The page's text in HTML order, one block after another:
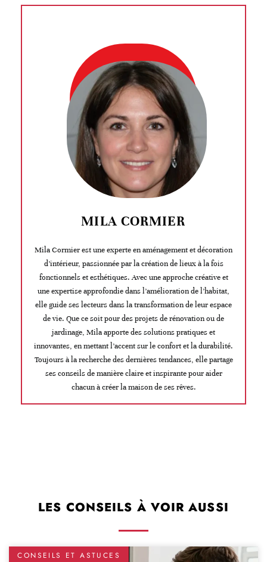
MILA CORMIER
Mila Cormier est une experte en aménagement et décoration
d’intérieur, passionnée par la création de lieux à la fois
fonctionnels et esthétiques. Avec une approche créative et
une expertise approfondie dans l’amélioration de l’habitat,
elle guide ses lecteurs dans la transformation de leur espace
de vie. Que ce soit pour des projets de rénovation ou de
jardinage, Mila apporte des solutions pratiques et
innovantes, en mettant l’accent sur le confort et la durabilité.
Toujours à la recherche des dernières tendances, elle partage
ses conseils de manière claire et inspirante pour aider
chacun à créer la maison de ses rêves.
LES CONSEILS À VOIR AUSSI
CONSEILS ET ASTUCES